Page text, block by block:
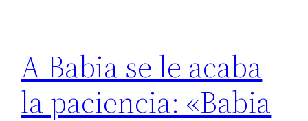
A Babia se le acaba
la paciencia: «Babia